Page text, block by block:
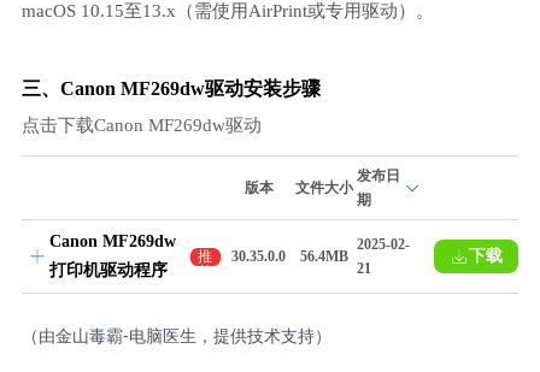
macOS 10.15至13.x（需使用AirPrint或专用驱动）。
三、Canon MF269dw驱动安装步骤
点击下载Canon MF269dw驱动
版本 文件大小
发布日
期
Canon MF269dw
打印机驱动程序
推
荐
30.35.0.0 56.4MB
2025-02-
21
下载
（由金山毒霸-电脑医生，提供技术支持）